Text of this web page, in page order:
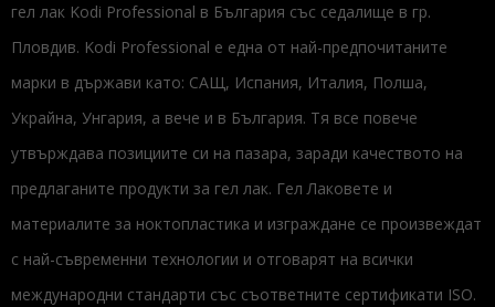
гел лак Kodi Professional в България със седалище в гр.
Пловдив. Kodi Professional е една от най-предпочитаните
марки в държави като: САЩ, Испания, Италия, Полша,
Украйна, Унгария, а вече и в България. Тя все повече
утвърждава позициите си на пазара, заради качеството на
предлаганите продукти за гел лак. Гел Лаковете и
материалите за ноктопластика и изграждане се произвеждат
с най-съвременни технологии и отговарят на всички
международни стандарти със съответните сертификати ISO.